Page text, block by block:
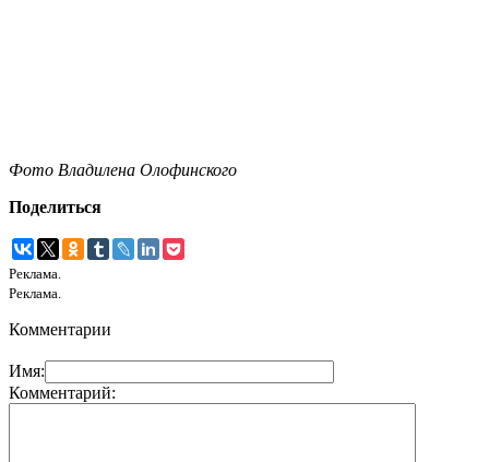
Фото Владилена Олофинского
Поделиться
Реклама.
Реклама.
Комментарии
Имя:
Комментарий: